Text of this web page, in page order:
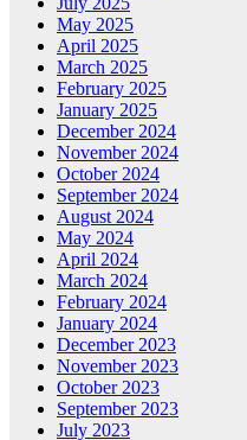
May 2025
April 2025
March 2025
February 2025
January 2025
December 2024
November 2024
October 2024
September 2024
August 2024
May 2024
April 2024
March 2024
February 2024
January 2024
December 2023
November 2023
October 2023
September 2023
July 2023